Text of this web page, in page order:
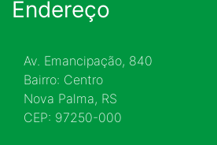
Endereço
Av. Emancipação, 840
Bairro: Centro
Nova Palma, RS
CEP: 97250-000